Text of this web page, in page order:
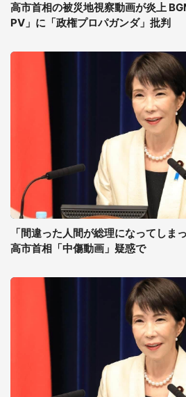
高市首相の被災地視察動画が炎上
PV」に「政権プロパガンダ」批判
「間違った人間が総理になってしま
高市首相「中傷動画」疑惑で